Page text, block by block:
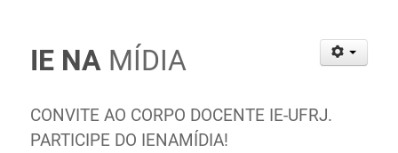
Ministério da Justiça e Segurança Pública
Ministério da Defesa
Ministério da Economia
Ministério da Infraestrutura
IE NA MÍDIA
CONVITE AO CORPO DOCENTE IE-UFRJ.
PARTICIPE DO IENAMÍDIA!